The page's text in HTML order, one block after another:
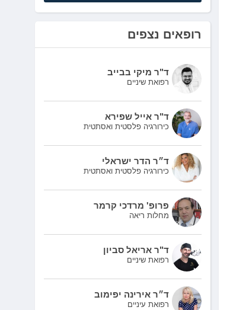
רופאים נצפים
ד"ר מיקי בבייב
רפואת שיניים
ד"ר אייל שפירא
כירורגיה פלסטית ואסתטית
ד״ר הדר ישראלי
כירורגיה פלסטית ואסתטית
פרופ' מרדכי קרמר
מחלות ריאה
ד"ר אריאל סביון
רפואת שיניים
ד״ר אירינה יפימוב
רפואת עיניים